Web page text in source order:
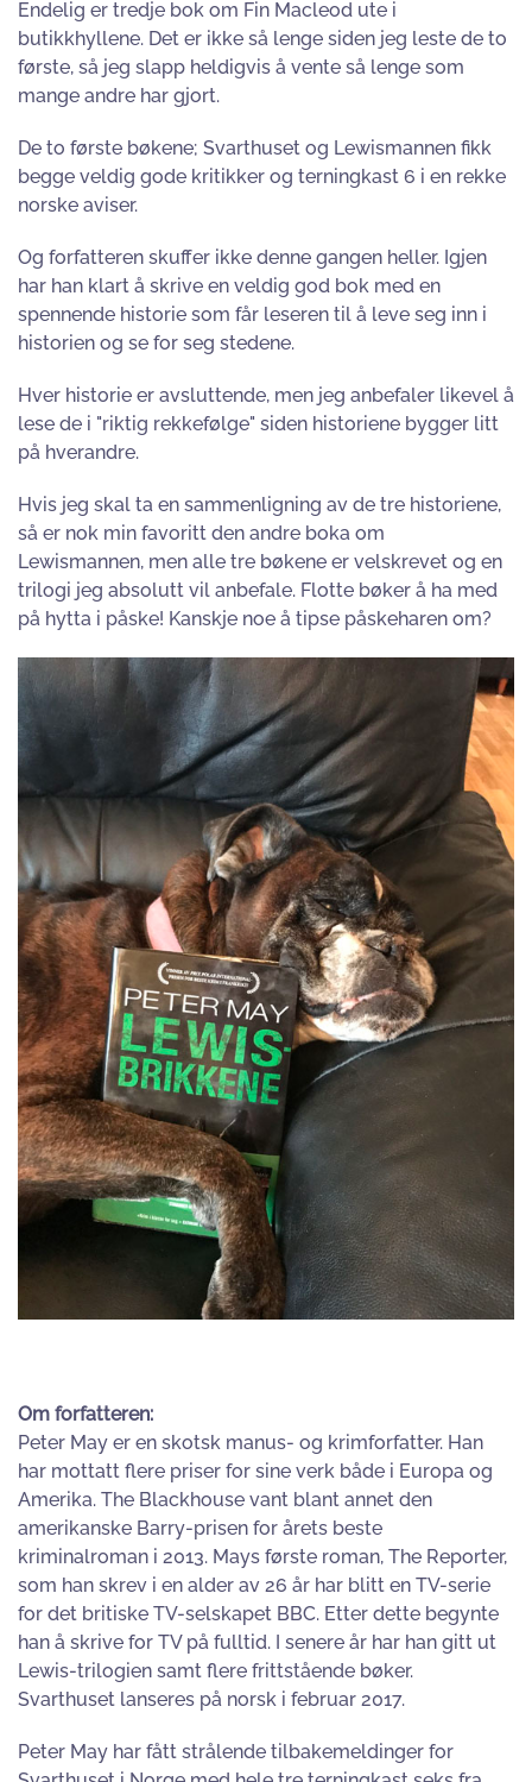
Endelig er tredje bok om Fin Macleod ute i
butikkhyllene. Det er ikke så lenge siden jeg leste de to
første, så jeg slapp heldigvis å vente så lenge som
mange andre har gjort.
De to første bøkene; Svarthuset og Lewismannen fikk
begge veldig gode kritikker og terningkast 6 i en rekke
norske aviser.
Og forfatteren skuffer ikke denne gangen heller. Igjen
har han klart å skrive en veldig god bok med en
spennende historie som får leseren til å leve seg inn i
historien og se for seg stedene.
Hver historie er avsluttende, men jeg anbefaler likevel å
lese de i "riktig rekkefølge" siden historiene bygger litt
på hverandre.
Hvis jeg skal ta en sammenligning av de tre historiene,
så er nok min favoritt den andre boka om
Lewismannen, men alle tre bøkene er velskrevet og en
trilogi jeg absolutt vil anbefale. Flotte bøker å ha med
på hytta i påske! Kanskje noe å tipse påskeharen om?
Om forfatteren:
Peter May er en skotsk manus- og krimforfatter. Han
har mottatt flere priser for sine verk både i Europa og
Amerika. The Blackhouse vant blant annet den
amerikanske Barry-prisen for årets beste
kriminalroman i 2013. Mays første roman, The Reporter,
som han skrev i en alder av 26 år har blitt en TV-serie
for det britiske TV-selskapet BBC. Etter dette begynte
han å skrive for TV på fulltid. I senere år har han gitt ut
Lewis-trilogien samt flere frittstående bøker.
Svarthuset lanseres på norsk i februar 2017.
Peter May har fått strålende tilbakemeldinger for